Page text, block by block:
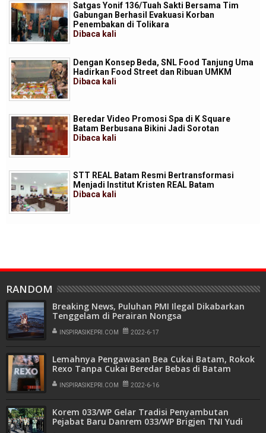
Satgas Yonif 136/Tuah Sakti Bersama Tim
Gabungan Berhasil Evakuasi Korban
Penembakan di Tolikara
Dibaca kali
Dengan Konsep Beda, SNL Food Tanjung Uma
Hadirkan Food Street dan Ribuan UMKM
Dibaca kali
Beredar Video Promosi Spa di K Square
Batam Berbusana Bikini Jadi Sorotan
Dibaca kali
STT REAL Batam Resmi Bertransformasi
Menjadi Institut Kristen REAL Batam
Dibaca kali
RANDOM
Breaking News, Puluhan PMI Ilegal Dikabarkan
Tenggelam di Perairan Nongsa
INSPIRASIKEPRI.COM 2022-6-17
Lemahnya Pengawasan Bea Cukai Batam, Rokok
Rexo Tanpa Cukai Beredar Bebas di Batam
INSPIRASIKEPRI.COM 2022-6-16
Korem 033/WP Gelar Tradisi Penyambutan
Pejabat Baru Danrem 033/WP Brigjen TNI Yudi